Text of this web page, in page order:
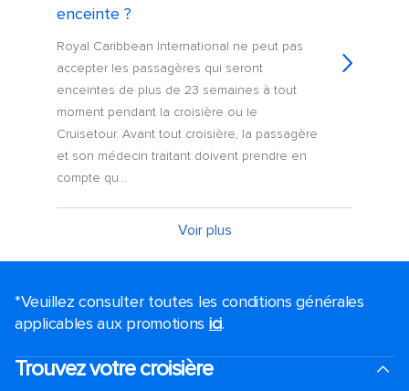
enceinte ?
Royal Caribbean International ne peut pas
accepter les passagères qui seront
enceintes de plus de 23 semaines à tout
moment pendant la croisière ou le
Cruisetour. Avant tout croisière, la passagère
et son médecin traitant doivent prendre en
compte qu...
Voir plus
*Veuillez consulter toutes les conditions générales
applicables aux promotions ici.
Trouvez votre croisière